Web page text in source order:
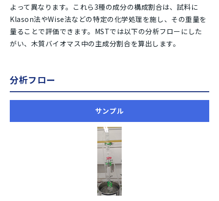
よって異なります。これら3種の成分の構成割合は、試料に
Klason法やWise法などの特定の化学処理を施し、その重量を
量ることで評価できます。MSTでは以下の分析フローにした
がい、木質バイオマス中の主成分割合を算出します。
分析フロー
サンプル